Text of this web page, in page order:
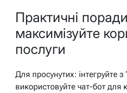
Практичні
максимізуйте
послуги
Для просунутих: інтегруйте з
використовуйте чат-бот для